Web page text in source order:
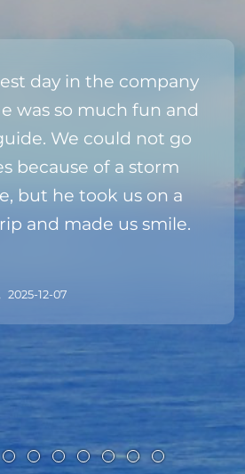
day in the company
was so much fun and
We could not go
because of a storm
but he took us on a
and made us smile.
2025-12-07